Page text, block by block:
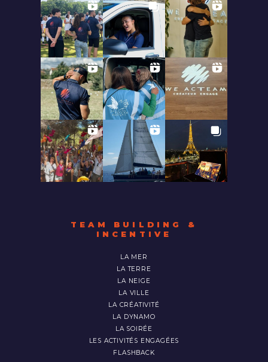
TEAM BUILDING &
INCENTIVE
LA MER
LA TERRE
LA NEIGE
LA VILLE
LA CRÉATIVITÉ
LA DYNAMO
LA SOIRÉE
LES ACTIVITÉS ENGAGÉES
FLASHBACK